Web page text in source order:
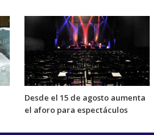
Desde el 15 de agosto aumenta
el aforo para espectáculos